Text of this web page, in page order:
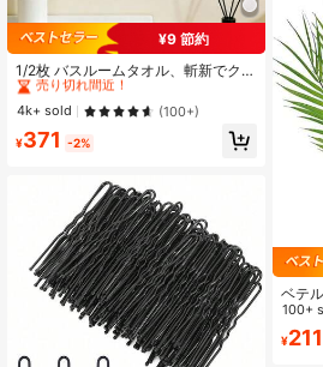
¥9 節約
1/2枚 バスルームタオル、斬新でクリ
エイティブな犬柄ハンドタオル、バ
スルーム、キッチン、ダイニングル
ームなどの家具環境に掛けられま
す。ハンカチは吸水性のあるコーラ
ルフリース生地で作られており、キ
す。長さは約40cmまで延長されて
#1 ベストセラー
売り切れ間近！
#1 ベストセラー
売り切れ間近！
#1 ベストセラー
売り切れ間近！
#1 ベストセラー
売り切れ間近！
4k+ sold (100+)
¥371 -2%
ベテ
緑の
カメ
ンデ
100+
¥211